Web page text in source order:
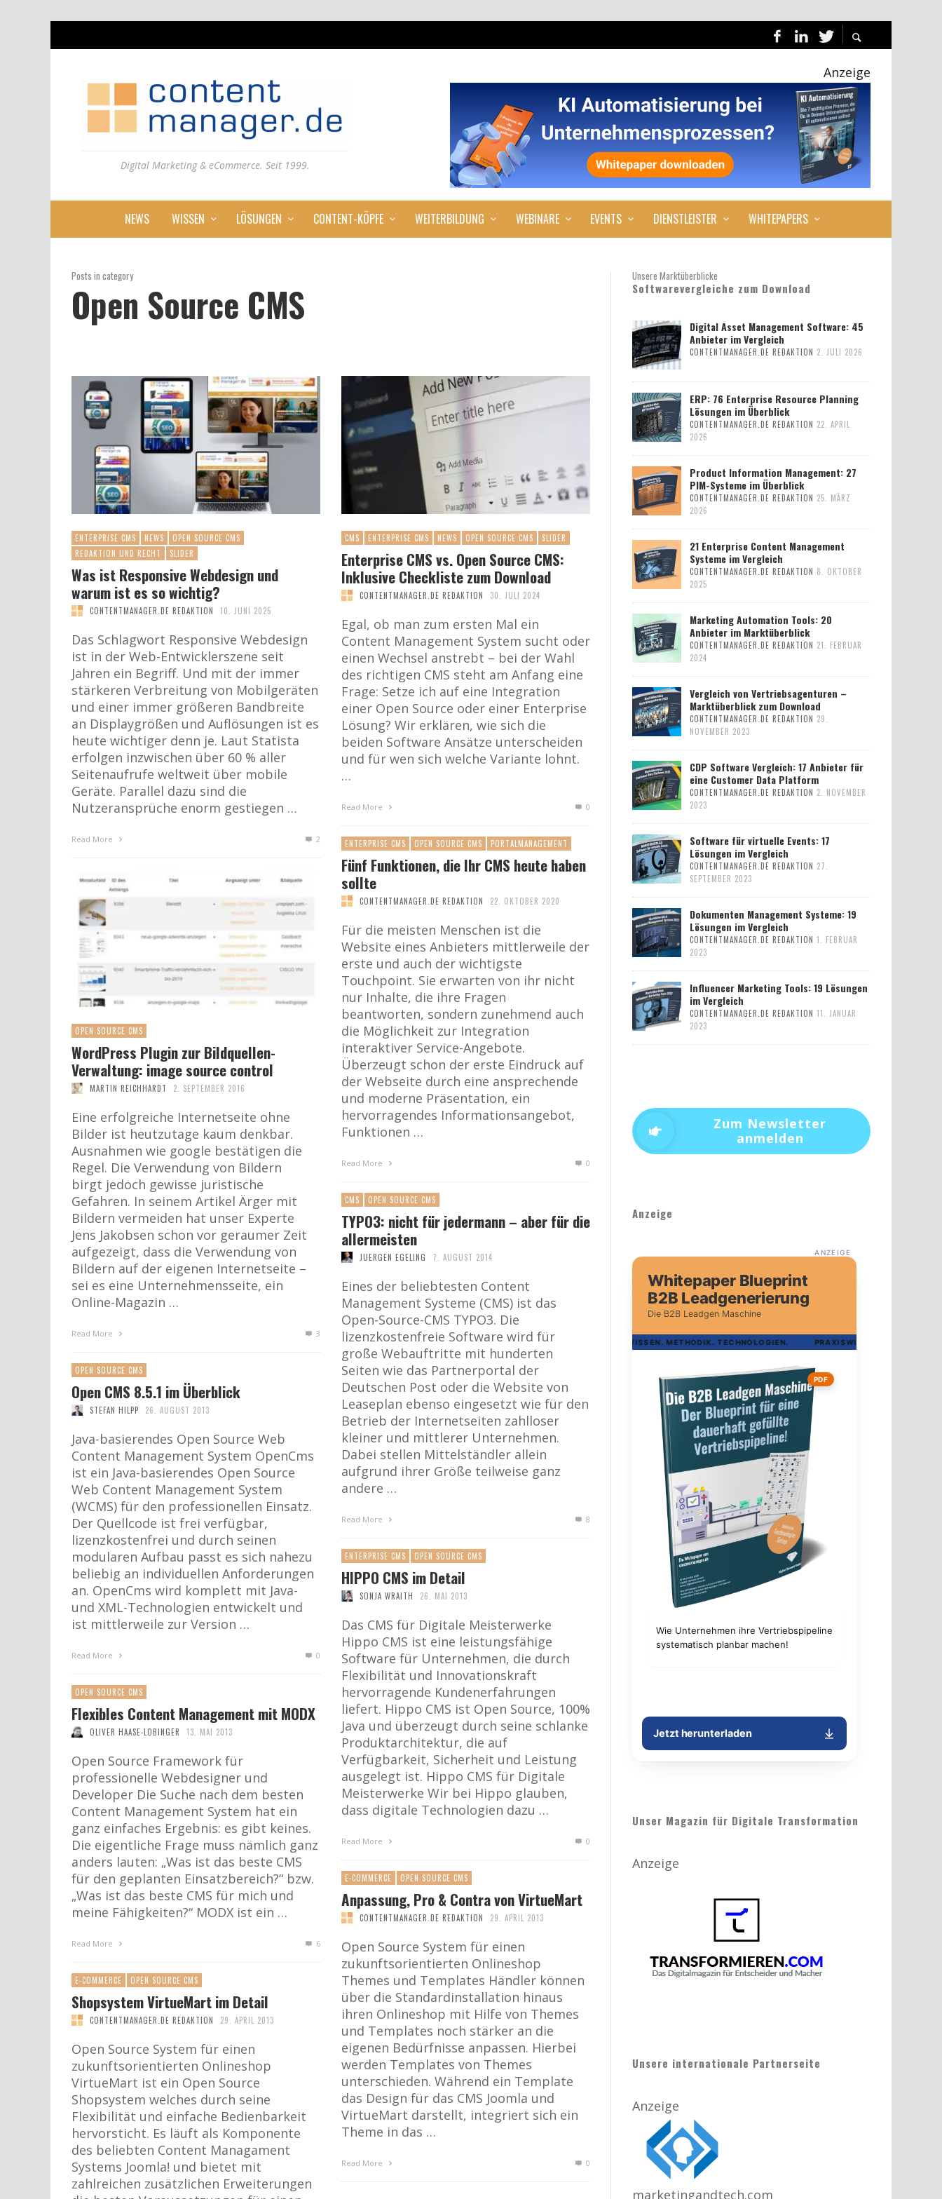
Digital Marketing & eCommerce. Seit 1999.
Anzeige
NEWS WISSEN LÖSUNGEN CONTENT-KÖPFE WEITERBILDUNG WEBINARE EVENTS DIENSTLEISTER WHITEPAPERS
Posts in category
Open Source CMS
ENTERPRISE CMS NEWS
OPEN SOURCE CMS
REDAKTION UND RECHT
SLIDER
Was ist Responsive Webdesign und
warum ist es so wichtig?
CONTENTMANAGER.DE REDAKTION 10. JUNI 2025
Das Schlagwort Responsive Webdesign
ist in der Web-Entwicklerszene seit
Jahren ein Begriff. Und mit der immer
stärkeren Verbreitung von Mobilgeräten
und einer immer größeren Bandbreite
an Displaygrößen und Auflösungen ist es
heute wichtiger denn je. Laut Statista
erfolgen inzwischen über 60 % aller
Seitenaufrufe weltweit über mobile
Geräte. Parallel dazu sind die
Nutzeransprüche enorm gestiegen …
Read More 2
CMS ENTERPRISE CMS NEWS OPEN SOURCE CMS SLIDER
Enterprise CMS vs. Open Source CMS:
Inklusive Checkliste zum Download
CONTENTMANAGER.DE REDAKTION 30. JULI 2024
Egal, ob man zum ersten Mal ein
Content Management System sucht oder
einen Wechsel anstrebt – bei der Wahl
des richtigen CMS steht am Anfang eine
Frage: Setze ich auf eine Integration
einer Open Source oder einer Enterprise
Lösung? Wir erklären, wie sich die
beiden Software Ansätze unterscheiden
und für wen sich welche Variante lohnt.
…
Read More 0
ENTERPRISE CMS OPEN SOURCE CMS PORTALMANAGEMENT
Fünf Funktionen, die Ihr CMS heute haben
sollte
CONTENTMANAGER.DE REDAKTION 22. OKTOBER 2020
Für die meisten Menschen ist die
Website eines Anbieters mittlerweile der
erste und auch der wichtigste
Touchpoint. Sie erwarten von ihr nicht
nur Inhalte, die ihre Fragen
beantworten, sondern zunehmend auch
die Möglichkeit zur Integration
interaktiver Service-Angebote.
Überzeugt schon der erste Eindruck auf
der Webseite durch eine ansprechende
und moderne Präsentation, ein
hervorragendes Informationsangebot,
Funktionen …
Read More 0
OPEN SOURCE CMS
WordPress Plugin zur Bildquellen-
Verwaltung: image source control
MARTIN REICHHARDT 2. SEPTEMBER 2016
Eine erfolgreiche Internetseite ohne
Bilder ist heutzutage kaum denkbar.
Ausnahmen wie google bestätigen die
Regel. Die Verwendung von Bildern
birgt jedoch gewisse juristische
Gefahren. In seinem Artikel Ärger mit
Bildern vermeiden hat unser Experte
Jens Jakobsen schon vor geraumer Zeit
aufgezeigt, dass die Verwendung von
Bildern auf der eigenen Internetseite –
sei es eine Unternehmensseite, ein
Online-Magazin …
Read More 3
CMS OPEN SOURCE CMS
TYPO3: nicht für jedermann – aber für die
allermeisten
JUERGEN EGELING 7. AUGUST 2014
Eines der beliebtesten Content
Management Systeme (CMS) ist das
Open-Source-CMS TYPO3. Die
lizenzkostenfreie Software wird für
große Webauftritte mit hunderten
Seiten wie das Partnerportal der
Deutschen Post oder die Website von
Leaseplan ebenso eingesetzt wie für den
Betrieb der Internetseiten zahlloser
kleiner und mittlerer Unternehmen.
Dabei stellen Mittelständler allein
aufgrund ihrer Größe teilweise ganz
andere …
Read More 8
OPEN SOURCE CMS
Open CMS 8.5.1 im Überblick
STEFAN HILPP 26. AUGUST 2013
Java-basierendes Open Source Web
Content Management System OpenCms
ist ein Java-basierendes Open Source
Web Content Management System
(WCMS) für den professionellen Einsatz.
Der Quellcode ist frei verfügbar,
lizenzkostenfrei und durch seinen
modularen Aufbau passt es sich nahezu
beliebig an individuellen Anforderungen
an. OpenCms wird komplett mit Java-
und XML-Technologien entwickelt und
ist mittlerweile zur Version …
Read More 0
ENTERPRISE CMS OPEN SOURCE CMS
HIPPO CMS im Detail
SONJA WRAITH 26. MAI 2013
Das CMS für Digitale Meisterwerke
Hippo CMS ist eine leistungsfähige
Software für Unternehmen, die durch
Flexibilität und Innovationskraft
hervorragende Kundenerfahrungen
liefert. Hippo CMS ist Open Source, 100%
Java und überzeugt durch seine schlanke
Produktarchitektur, die auf
Verfügbarkeit, Sicherheit und Leistung
ausgelegt ist. Hippo CMS für Digitale
Meisterwerke Wir bei Hippo glauben,
dass digitale Technologien dazu …
Read More 0
OPEN SOURCE CMS
Flexibles Content Management mit MODX
OLIVER HAASE-LOBINGER 13. MAI 2013
Open Source Framework für
professionelle Webdesigner und
Developer Die Suche nach dem besten
Content Management System hat ein
ganz einfaches Ergebnis: es gibt keines.
Die eigentliche Frage muss nämlich ganz
anders lauten: „Was ist das beste CMS
für den geplanten Einsatzbereich?“ bzw.
„Was ist das beste CMS für mich und
meine Fähigkeiten?“ MODX ist ein …
Read More 6
E-COMMERCE OPEN SOURCE CMS
Anpassung, Pro & Contra von VirtueMart
CONTENTMANAGER.DE REDAKTION 29. APRIL 2013
Open Source System für einen
zukunftsorientierten Onlineshop
Themes und Templates Händler können
über die Standardinstallation hinaus
ihren Onlineshop mit Hilfe von Themes
und Templates noch stärker an die
eigenen Bedürfnisse anpassen. Hierbei
werden Templates von Themes
unterschieden. Während ein Template
das Design für das CMS Joomla und
VirtueMart darstellt, integriert sich ein
Theme in das …
Read More 0
E-COMMERCE OPEN SOURCE CMS
Shopsystem VirtueMart im Detail
CONTENTMANAGER.DE REDAKTION 29. APRIL 2013
Open Source System für einen
zukunftsorientierten Onlineshop
VirtueMart ist ein Open Source
Shopsystem welches durch seine
Flexibilität und einfache Bedienbarkeit
hervorsticht. Es läuft als Komponente
des beliebten Content Managament
Systems Joomla! und bietet mit
zahlreichen zusätzlichen Erweiterungen
Unsere Marktüberblicke
Softwarevergleiche zum Download
Digital Asset Management Software: 45
Anbieter im Vergleich
CONTENTMANAGER.DE REDAKTION 2. JULI 2026
ERP: 76 Enterprise Resource Planning
Lösungen im Überblick
CONTENTMANAGER.DE REDAKTION 22. APRIL
2026
Product Information Management: 27
PIM-Systeme im Überblick
CONTENTMANAGER.DE REDAKTION 25. MÄRZ
2026
21 Enterprise Content Management
Systeme im Vergleich
CONTENTMANAGER.DE REDAKTION 8. OKTOBER
2025
Marketing Automation Tools: 20
Anbieter im Marktüberblick
CONTENTMANAGER.DE REDAKTION 21. FEBRUAR
2024
Vergleich von Vertriebsagenturen –
Marktüberblick zum Download
CONTENTMANAGER.DE REDAKTION 29.
NOVEMBER 2023
CDP Software Vergleich: 17 Anbieter für
eine Customer Data Platform
CONTENTMANAGER.DE REDAKTION 2. NOVEMBER
2023
Software für virtuelle Events: 17
Lösungen im Vergleich
CONTENTMANAGER.DE REDAKTION 27.
SEPTEMBER 2023
Dokumenten Management Systeme: 19
Lösungen im Vergleich
CONTENTMANAGER.DE REDAKTION 1. FEBRUAR
2023
Influencer Marketing Tools: 19 Lösungen
im Vergleich
CONTENTMANAGER.DE REDAKTION 11. JANUAR
2023
Zum Newsletter
anmelden
Anzeige
Unser Magazin für Digitale Transformation
Anzeige
Unsere internationale Partnerseite
Anzeige
marketingandtech.com